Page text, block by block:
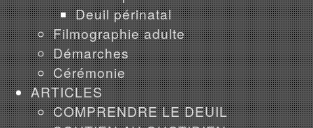
Deuil périnatal
Filmographie adulte
Démarches
Cérémonie
ARTICLES
COMPRENDRE LE DEUIL